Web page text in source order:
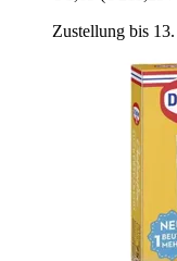
Zustellung bis